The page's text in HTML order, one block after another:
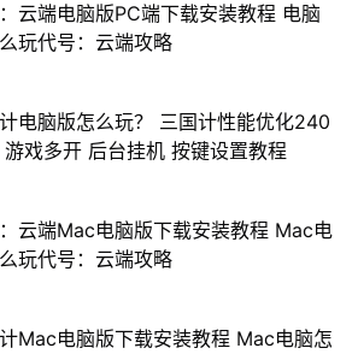
云端电脑版PC端下载安装教程 电脑
玩代号：云端攻略
电脑版怎么玩？ 三国计性能优化240
游戏多开 后台挂机 按键设置教程
云端Mac电脑版下载安装教程 Mac电
玩代号：云端攻略
Mac电脑版下载安装教程 Mac电脑怎